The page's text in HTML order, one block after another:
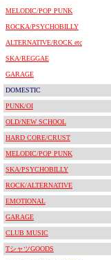
MELODIC/POP PUNK
ROCKA/PSYCHOBILLY
ALTERNATIVE/ROCK etc
SKA/REGGAE
GARAGE
DOMESTIC
PUNK/OI
OLD/NEW SCHOOL
HARD CORE/CRUST
MELODIC/POP PUNK
SKA/PSYCHOBILLY
ROCK/ALTERNATIVE
EMOTIONAL
GARAGE
CLUB MUSIC
TシャツGOODS